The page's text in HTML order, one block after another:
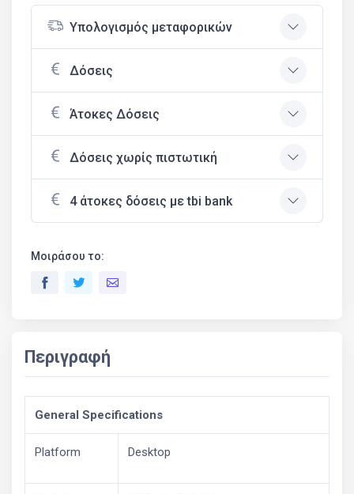
Υπολογισμός μεταφορικών
Δόσεις
Άτοκες Δόσεις
Δόσεις χωρίς πιστωτική
4 άτοκες δόσεις με tbi bank
Μοιράσου το:
Περιγραφή
General Specifications
Platform Desktop